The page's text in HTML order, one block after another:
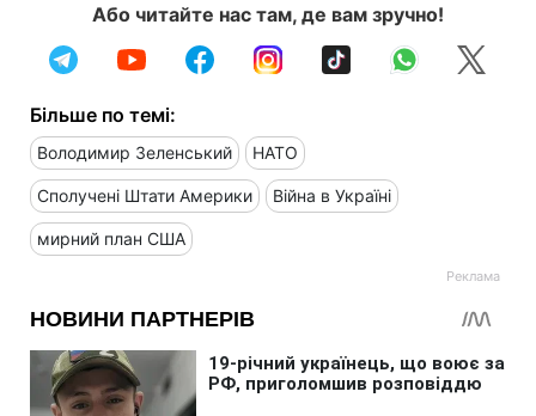
Або читайте нас там, де вам зручно!
Більше по темі:
Володимир Зеленський НАТО
Сполучені Штати Америки Війна в Україні
мирний план США